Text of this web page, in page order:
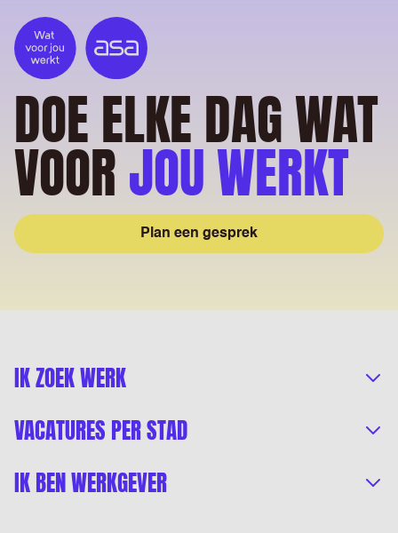
DOE ELKE DAG WAT
VOORJOU WERKT
Plan een gesprek
IK ZOEK WERK
VACATURES PER STAD
IK BEN WERKGEVER